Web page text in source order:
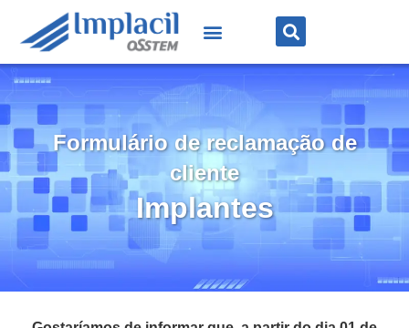
Formulário de reclamação de
cliente
Implantes